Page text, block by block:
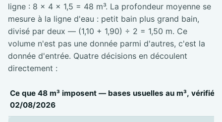
ligne : 8 × 4 × 1,5 = 48 m³. La profondeur moyenne se
mesure à la ligne d'eau : petit bain plus grand bain,
divisé par deux — (1,10 + 1,90) ÷ 2 = 1,50 m. Ce
volume n'est pas une donnée parmi d'autres, c'est la
donnée d'entrée. Quatre décisions en découlent
directement :
Ce que 48 m³ imposent — bases usuelles au m³,
02/08/2026